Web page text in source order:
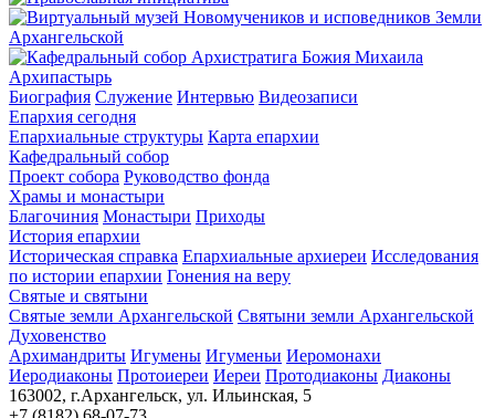
Архипастырь
Биография Служение Интервью Видеозаписи
Епархия сегодня
Епархиальные структуры Карта епархии
Кафедральный собор
Проект собора Руководство фонда
Храмы и монастыри
Благочиния Монастыри Приходы
История епархии
Историческая справка Епархиальные архиереи Исследования
по истории епархии Гонения на веру
Святые и святыни
Святые земли Архангельской Святыни земли Архангельской
Духовенство
Архимандриты Игумены Игуменьи Иеромонахи
Иеродиаконы Протоиереи Иереи Протодиаконы Диаконы
163002, г.Архангельск, ул. Ильинская, 5